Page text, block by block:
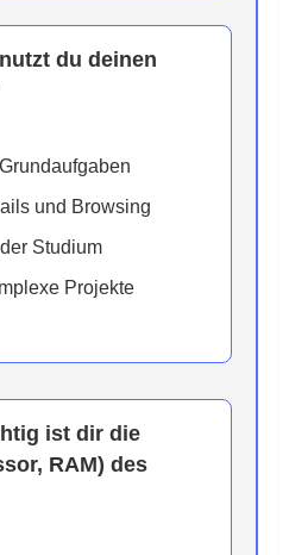
du deinen
und Browsing
Studium
Projekte
ist dir die
RAM) des